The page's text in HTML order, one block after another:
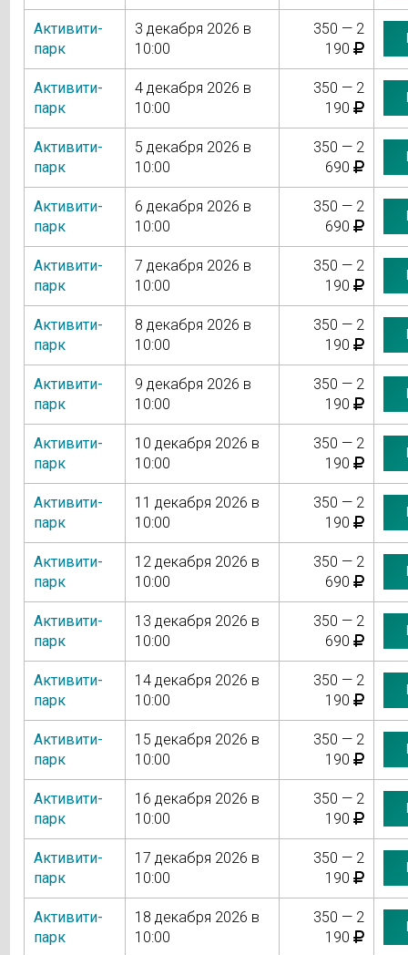
Активити-
парк
3 декабря 2026 в
10:00
350 — 2
190
Активити-
парк
4 декабря 2026 в
10:00
350 — 2
190
Активити-
парк
5 декабря 2026 в
10:00
350 — 2
690
Активити-
парк
6 декабря 2026 в
10:00
350 — 2
690
Активити-
парк
7 декабря 2026 в
10:00
350 — 2
190
Активити-
парк
8 декабря 2026 в
10:00
350 — 2
190
Активити-
парк
9 декабря 2026 в
10:00
350 — 2
190
Активити-
парк
10 декабря 2026 в
10:00
350 — 2
190
Активити-
парк
11 декабря 2026 в
10:00
350 — 2
190
Активити-
парк
12 декабря 2026 в
10:00
350 — 2
690
Активити-
парк
13 декабря 2026 в
10:00
350 — 2
690
Активити-
парк
14 декабря 2026 в
10:00
350 — 2
190
Активити-
парк
15 декабря 2026 в
10:00
350 — 2
190
Активити-
парк
16 декабря 2026 в
10:00
350 — 2
190
Активити-
парк
17 декабря 2026 в
10:00
350 — 2
190
Активити-
парк
18 декабря 2026 в
10:00
350 — 2
190